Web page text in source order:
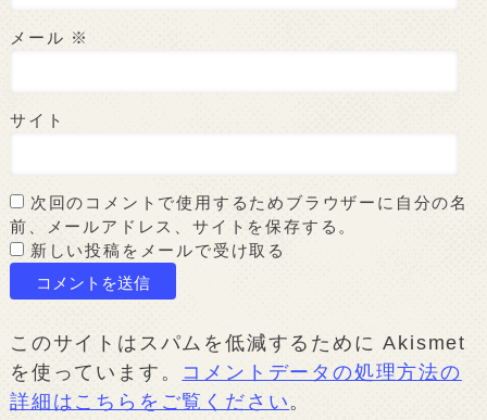
メール ※
サイト
次回のコメントで使用するためブラウザーに自分の名
前、メールアドレス、サイトを保存する。
新しい投稿をメールで受け取る
このサイトはスパムを低減するために Akismet
を使っています。 コメントデータの処理方法の
詳細はこちらをご覧ください 。